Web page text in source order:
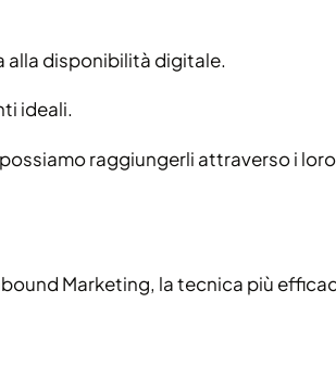
alla disponibilità digitale.
ideali.
raggiungerli attraverso i
Marketing, la tecnica più